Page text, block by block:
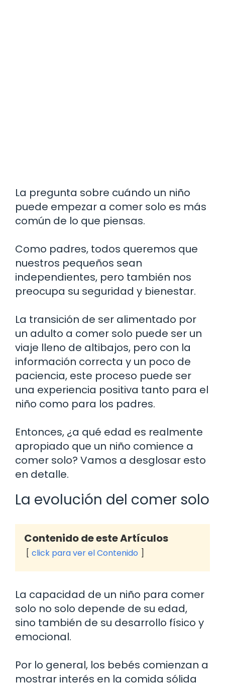
La pregunta sobre cuándo un niño
puede empezar a comer solo es más
común de lo que piensas.
Como padres, todos queremos que
nuestros pequeños sean
independientes, pero también nos
preocupa su seguridad y bienestar.
La transición de ser alimentado por
un adulto a comer solo puede ser un
viaje lleno de altibajos, pero con la
información correcta y un poco de
paciencia, este proceso puede ser
una experiencia positiva tanto para el
niño como para los padres.
Entonces, ¿a qué edad es realmente
apropiado que un niño comience a
comer solo? Vamos a desglosar esto
en detalle.
La evolución del comer solo
Contenido de este Artículos
click para ver el Contenido
La capacidad de un niño para comer
solo no solo depende de su edad,
sino también de su desarrollo físico y
emocional.
Por lo general, los bebés comienzan a
mostrar interés en la comida sólida